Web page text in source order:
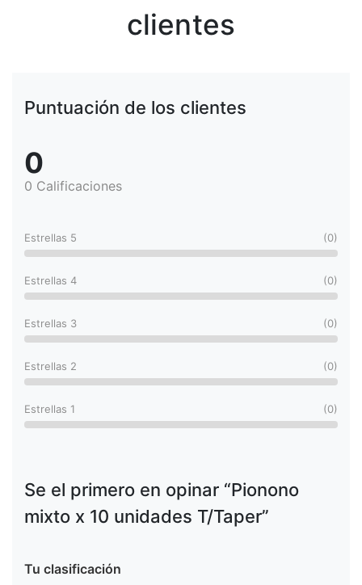
clientes
Puntuación de los clientes
0
0 Calificaciones
Estrellas 5 (0)
Estrellas 4 (0)
Estrellas 3 (0)
Estrellas 2 (0)
Estrellas 1 (0)
Se el primero en opinar “Pionono
mixto x 10 unidades T/Taper”
Tu clasificación